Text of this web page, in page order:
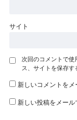
サイト
次回のコメントで使
ス、サイトを保存す
新しいコメントをメ
新しい投稿をメール